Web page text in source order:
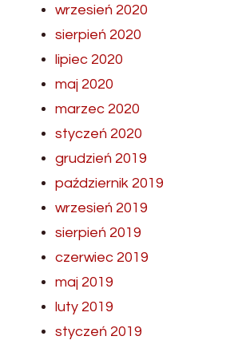
wrzesień 2020
sierpień 2020
lipiec 2020
maj 2020
marzec 2020
styczeń 2020
grudzień 2019
październik 2019
wrzesień 2019
sierpień 2019
czerwiec 2019
maj 2019
luty 2019
styczeń 2019